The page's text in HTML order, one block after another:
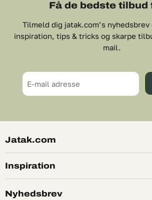
Få de bedste tilbud
Tilmeld dig jatak.com’s nyhedsbrev
inspiration, tips & tricks og skarpe
mail.
E-mail adresse
Jatak.com
Inspiration
Nyhedsbrev